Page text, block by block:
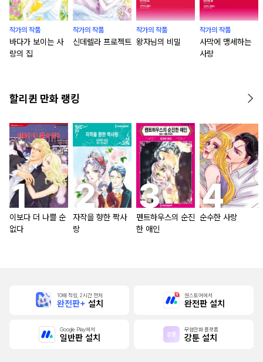
작가의 작품
바다가 보이는 사
랑의 집
작가의 작품
신데렐라 프로젝트
작가의 작품
왕자님의 비밀
작가의 작품
사막에 맹세하는
사랑
할리퀸 만화 랭킹
이보다 더 나쁠 순
없다
자작을 향한 짝사
랑
펜트하우스의 순진
한 애인
순수한 사랑
10배 적립, 2시간 먼저
완전판+ 설치
원스토어에서
완전판 설치
Google Play에서
일반판 설치
무협만화 플랫폼
강툰 설치